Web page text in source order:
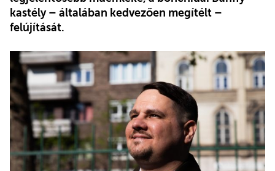
kastély – általában kedvezően megítélt –
felújítását.